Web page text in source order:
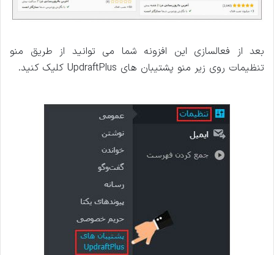
بعد از فعالسازی این افزونه شما می توانید از طریق منو
تنظیمات روی زیر منو پشتیبان های UpdraftPlus کلیک کنید.